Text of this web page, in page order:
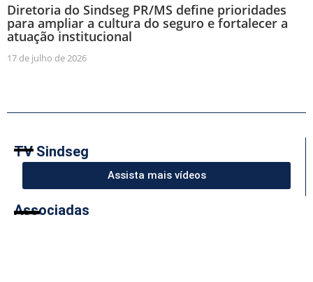
Diretoria do Sindseg PR/MS define prioridades
para ampliar a cultura do seguro e fortalecer a
atuação institucional
17 de julho de 2026
TV Sindseg
Assista mais vídeos
Associadas